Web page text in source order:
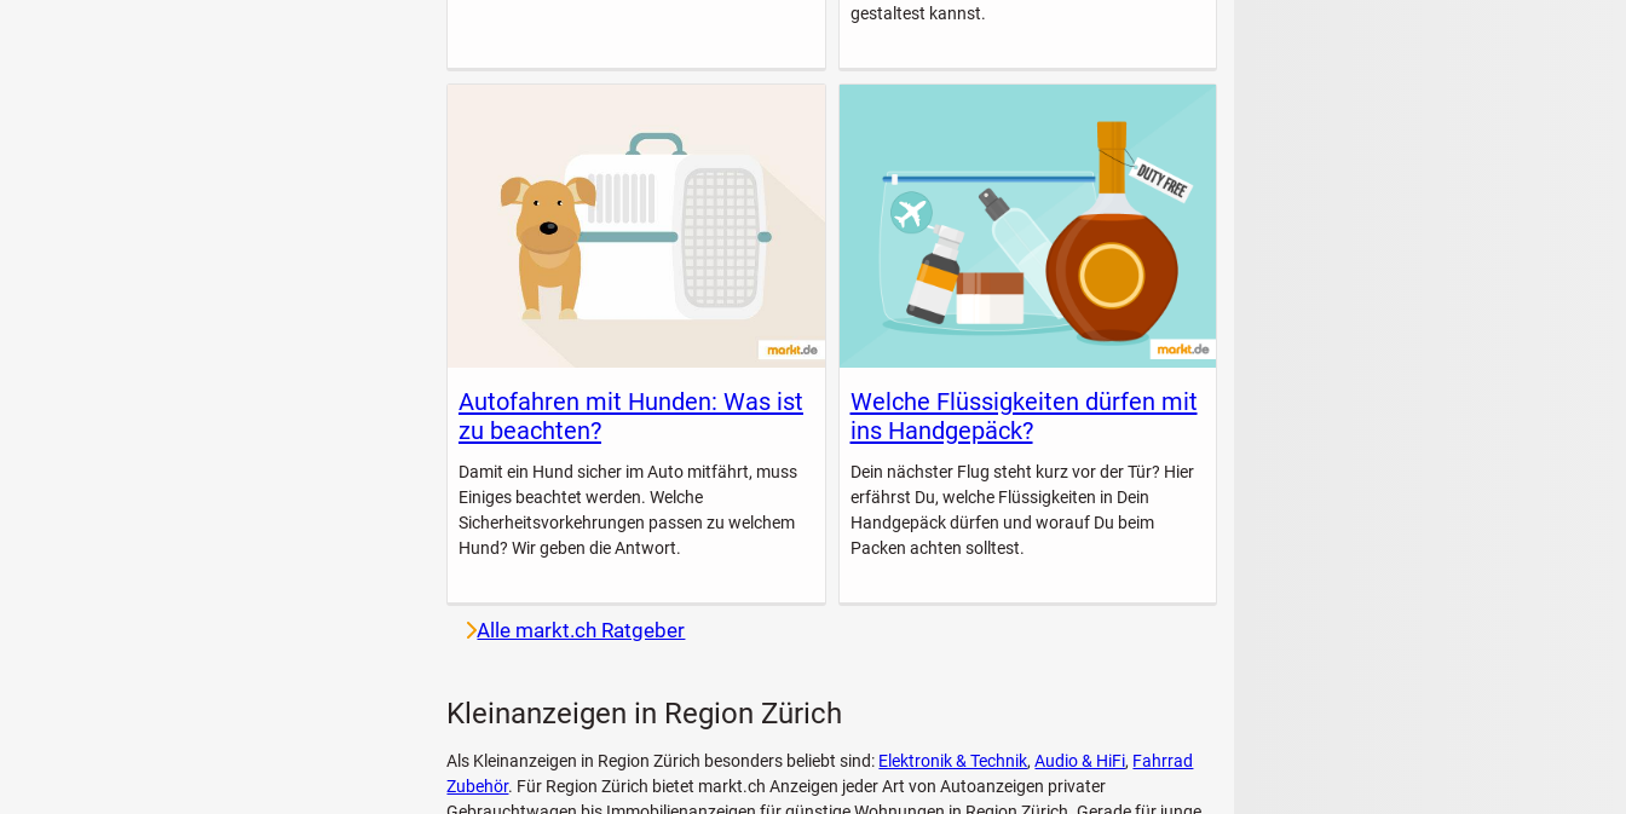
gestaltest kannst.
Autofahren mit Hunden: Was ist
zu beachten?
Damit ein Hund sicher im Auto mitfährt, muss
Einiges beachtet werden. Welche
Sicherheitsvorkehrungen passen zu welchem
Hund? Wir geben die Antwort.
Welche Flüssigkeiten dürfen mit
ins Handgepäck?
Dein nächster Flug steht kurz vor der Tür? Hier
erfährst Du, welche Flüssigkeiten in Dein
Handgepäck dürfen und worauf Du beim
Packen achten solltest.
Alle markt.ch Ratgeber
Kleinanzeigen in Region Zürich
Als Kleinanzeigen in Region Zürich besonders beliebt sind: Elektronik & Technik,Audio & HiFi, Fahrrad
Zubehör. Für Region Zürich bietet markt.ch Anzeigen jeder Art von Autoanzeigen privater